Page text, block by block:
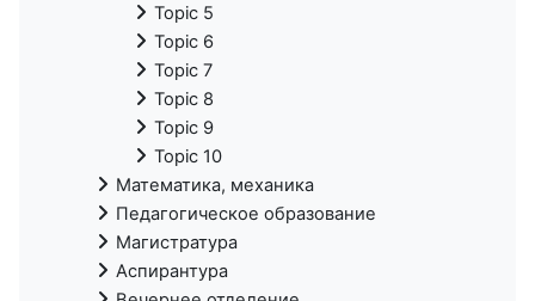
Topic 5
Topic 6
Topic 7
Topic 8
Topic 9
Topic 10
Математика, механика
Педагогическое образование
Магистратура
Аспирантура